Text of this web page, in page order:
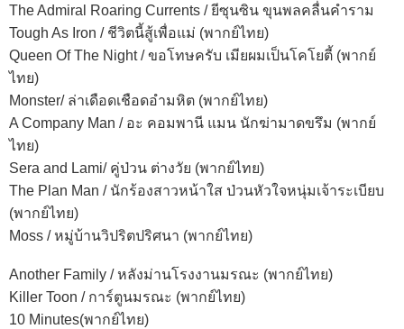
The Admiral Roaring Currents / ยีซุนซิน ขุนพลคลื่นคำราม
Tough As Iron / ชีวิตนี้สู้เพื่อแม่ (พากย์ไทย)
Queen Of The Night / ขอโทษครับ เมียผมเป็นโคโยตี้ (พากย์
ไทย)
Monster/ ล่าเดือดเชือดอำมหิต (พากย์ไทย)
A Company Man / อะ คอมพานี แมน นักฆ่ามาดขรึม (พากย์
ไทย)
Sera and Lami/ คู่ป่วน ต่างวัย (พากย์ไทย)
The Plan Man / นักร้องสาวหน้าใส ป่วนหัวใจหนุ่มเจ้าระเบียบ
(พากย์ไทย)
Moss / หมู่บ้านวิปริตปริศนา (พากย์ไทย)
Another Family / หลังม่านโรงงานมรณะ (พากย์ไทย)
Killer Toon / การ์ตูนมรณะ (พากย์ไทย)
10 Minutes(พากย์ไทย)